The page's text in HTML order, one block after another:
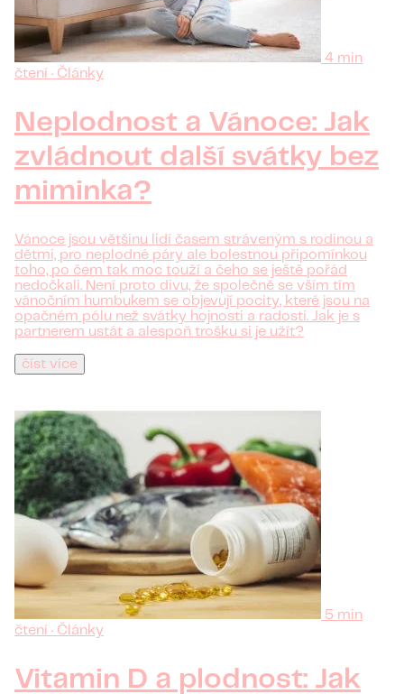
4 min
čtení · Články
Neplodnost a Vánoce: Jak
zvládnout další svátky bez
miminka?
Vánoce jsou většinu lidí časem stráveným s rodinou a
dětmi, pro neplodné páry ale bolestnou připomínkou
toho, po čem tak moc touží a čeho se ještě pořád
nedočkali. Není proto divu, že společně se vším tím
vánočním humbukem se objevují pocity, které jsou na
opačném pólu než svátky hojnosti a radosti. Jak je s
partnerem ustát a alespoň trošku si je užít?
číst více
5 min
čtení · Články
Vitamin D a plodnost: Jak